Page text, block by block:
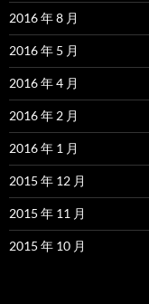
2016 年 8 月
2016 年 5 月
2016 年 4 月
2016 年 2 月
2016 年 1 月
2015 年 12 月
2015 年 11 月
2015 年 10 月